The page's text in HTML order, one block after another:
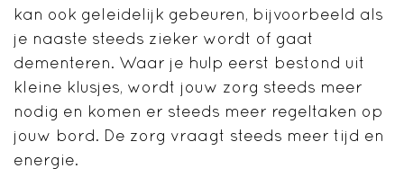
kan ook geleidelijk gebeuren, bijvoorbeeld als
je naaste steeds zieker wordt of gaat
dementeren. Waar je hulp eerst bestond uit
kleine klusjes, wordt jouw zorg steeds meer
nodig en komen er steeds meer regeltaken op
jouw bord. De zorg vraagt steeds meer tijd en
energie.